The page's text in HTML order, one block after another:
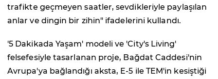
trafikte geçmeyen saatler, sevdikleriyle paylaşılan
anlar ve dingin bir zihin" ifadelerini kullandı.
'5 Dakikada Yaşam' modeli ve 'City's Living'
felsefesiyle tasarlanan proje, Bağdat Caddesi'nin
Avrupa'ya bağlandığı aksta, E-5 ile TEM'in kesiştiği